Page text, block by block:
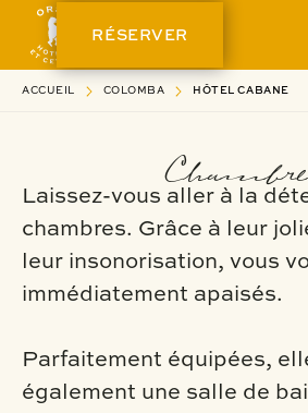
RÉSERVER
ACCUEIL COLOMBA HÔTEL CABANE
Laissez-vous aller à la
chambres. Grâce à leur
leur insonorisation, vous
immédiatement apaisés.
Parfaitement équipées,
également une salle de